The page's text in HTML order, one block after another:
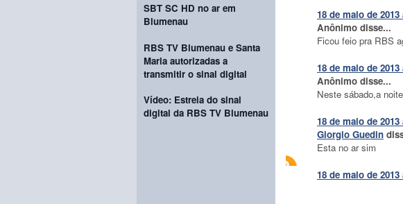
SBT SC HD no ar em
Blumenau
RBS TV Blumenau e Santa
Maria autorizadas a
transmitir o sinal digital
Vídeo: Estreia do sinal
digital da RBS TV Blumenau
18 de maio de 2013
Anônimo disse...
Ficou feio pra RBS
18 de maio de 2013
Anônimo disse...
Neste sábado,a
18 de maio de 2013
Giorgio Guedin
Esta no ar sim
18 de maio de 2013